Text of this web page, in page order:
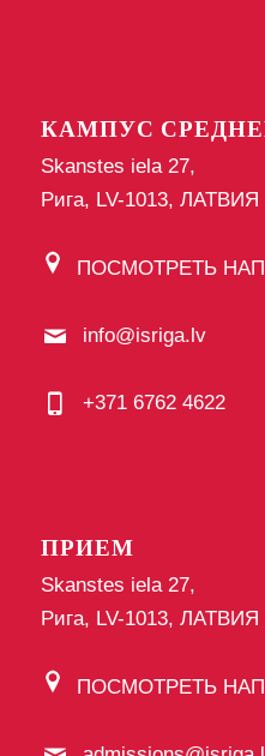
КАМПУС
Skanstes iela 27,
Рига, LV-1013, ЛАТВИЯ
ПОСМОТРЕТЬ
info@isriga.lv
+371 6762 4622
ПРИЕМ
Skanstes iela 27,
Рига, LV-1013, ЛАТВИЯ
ПОСМОТРЕТЬ